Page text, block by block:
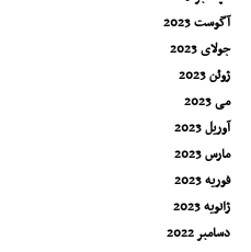
آگوست 2023
جولای 2023
ژوئن 2023
می 2023
آوریل 2023
مارس 2023
فوریه 2023
ژانویه 2023
دسامبر 2022